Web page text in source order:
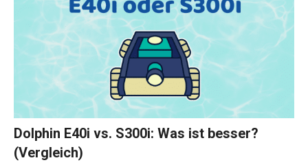
Dolphin E40i vs. S300i: Was ist besser?
(Vergleich)